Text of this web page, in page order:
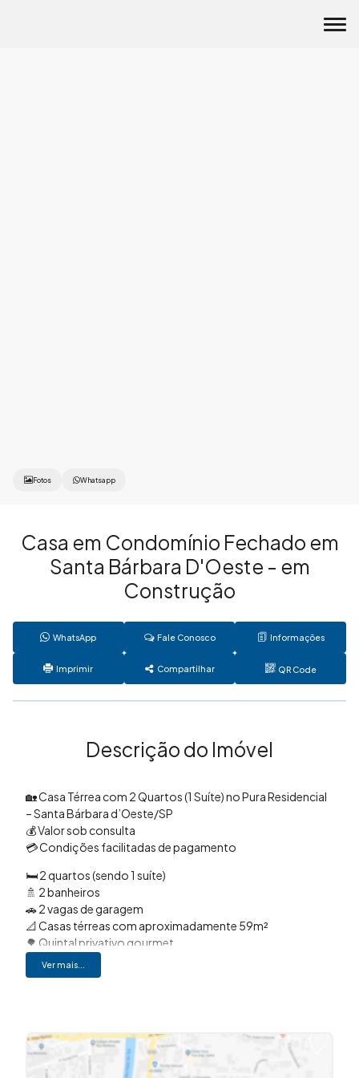
Fotos Whatsapp
Casa em Condomínio Fechado em
Santa Bárbara D'Oeste - em
Construção
WhatsApp Fale Conosco Informações
Imprimir Compartilhar QR Code
Descrição do Imóvel
🏡 Casa Térrea com 2 Quartos (1 Suíte) no Pura Residencial
– Santa Bárbara d’Oeste/SP
💰 Valor sob consulta
💳 Condições facilitadas de pagamento
🛏️ 2 quartos (sendo 1 suíte)
🚿 2 banheiros
🚗 2 vagas de garagem
📐 Casas térreas com aproximadamente 59m²
🌳 Quintal privativo gourmet
🛋️ Living integrado com sala de estar e jantar
🍽️ Cozinha estilo americana
🏢 Condomínio com piscina adulto e infantil
🏋️ Academia
🎾 Quadra de beach tennis
Ver mais...